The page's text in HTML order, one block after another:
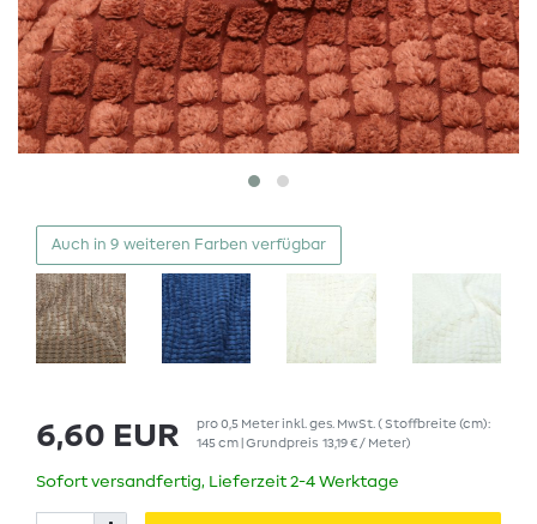
Auch in 9 weiteren Farben verfügbar
6,60 EUR pro0,5 Meterinkl. ges. MwSt. ( Stoffbreite (cm):
145 cm | Grundpreis 13,19 € / Meter)
Sofort versandfertig, Lieferzeit 2-4 Werktage